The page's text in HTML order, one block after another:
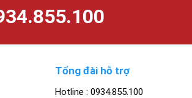
Tổng đài hỗ trợ
Hotline : 0934.855.100